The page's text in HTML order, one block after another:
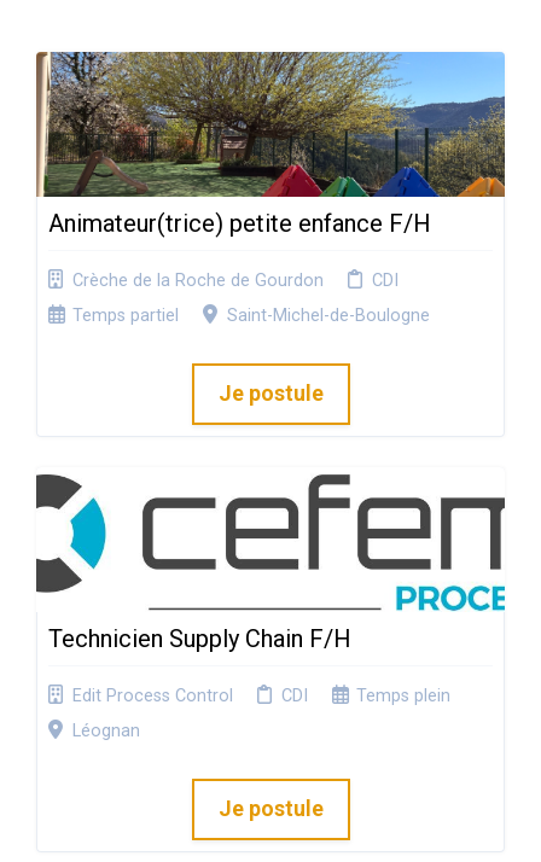
Animateur(trice) petite enfance F/H
Crèche de la Roche de Gourdon
CDI
Temps partiel
Saint-Michel-de-Boulogne
Je postule
Technicien Supply Chain F/H
Edit Process Control CDI
Temps plein
Léognan
Je postule